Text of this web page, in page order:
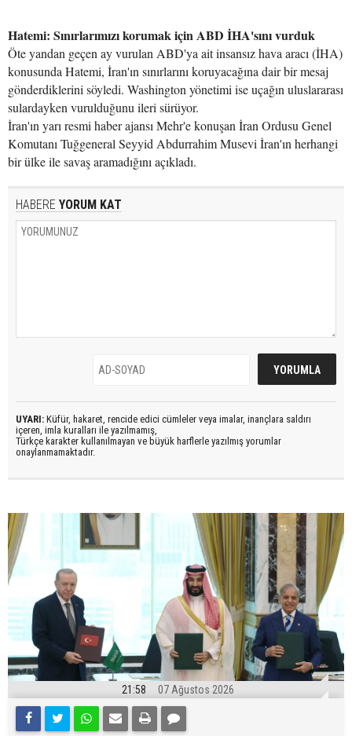
Hatemi: Sınırlarımızı korumak için ABD İHA'sını vurduk
Öte yandan geçen ay vurulan ABD'ya ait insansız hava aracı (İHA)
konusunda Hatemi, İran'ın sınırlarını koruyacağına dair bir mesaj
gönderdiklerini söyledi. Washington yönetimi ise uçağın uluslararası
sulardayken vurulduğunu ileri sürüyor.
İran'ın yarı resmi haber ajansı Mehr'e konuşan İran Ordusu Genel
Komutanı Tuğgeneral Seyyid Abdurrahim Musevi İran'ın herhangi
bir ülke ile savaş aramadığını açıkladı.
HABERE YORUM KAT
UYARI: Küfür, hakaret, rencide edici cümleler veya imalar, inançlara saldırı
içeren, imla kuralları ile yazılmamış,
Türkçe karakter kullanılmayan ve büyük harflerle yazılmış yorumlar
onaylanmamaktadır.
21:58 07 Ağustos 2026